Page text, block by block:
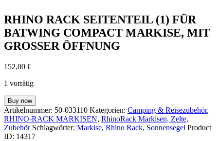
RHINO RACK SEITENTEIL (1) FÜR
BATWING COMPACT MARKISE, MIT
GROSSER ÖFFNUNG
152,00 €
1 vorrätig
RHINO
RACK
SEITENTEIL
(1)
FÜR
Buy now
Artikelnummer: 50-033110 Kategorien: Camping & Reisezubehör,
RHINO-RACK MARKISEN, RhinoRack Markisen, Zelte,
Zubehör Schlagwörter: Markise, Rhino Rack, Sonnensegel Product
ID: 14317